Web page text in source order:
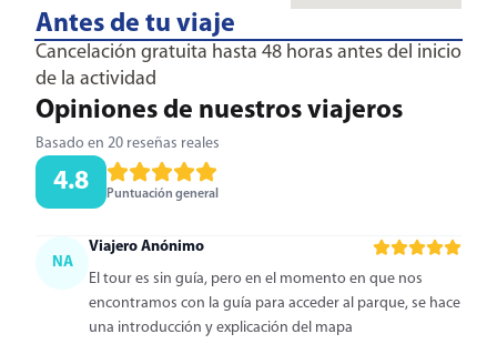
Antes de tu viaje
Cancelación gratuita hasta 48 horas antes del inicio
de la actividad
Opiniones de nuestros viajeros
Basado en 20 reseñas reales
4.8 Puntuación general
NA
Viajero Anónimo
El tour es sin guía, pero en el momento en que nos
encontramos con la guía para acceder al parque, se hace
una introducción y explicación del mapa